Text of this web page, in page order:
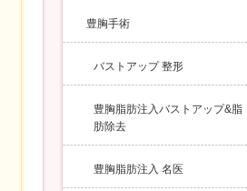
豊胸手術
バストアップ 整形
豊胸脂肪注入バストアップ&脂
肪除去
豊胸脂肪注入 名医